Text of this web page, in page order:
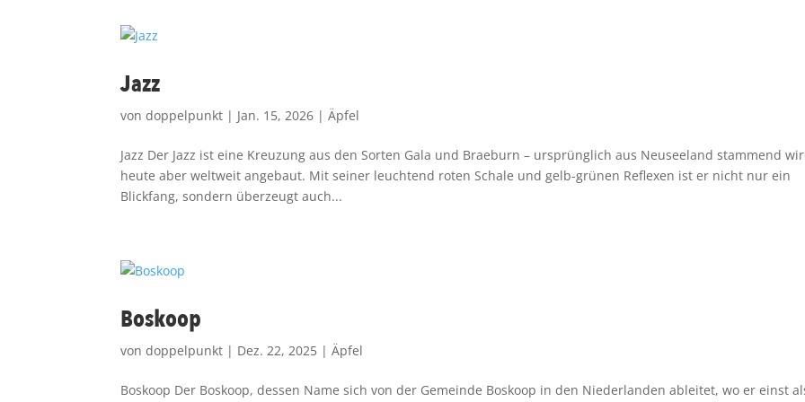
Jazz
vondoppelpunkt | Jan. 15, 2026 |Äpfel
Jazz Der Jazz ist eine Kreuzung aus den Sorten Gala und Braeburn – ursprünglich aus Neuseeland stammend
heute aber weltweit angebaut. Mit seiner leuchtend roten Schale und gelb-grünen Reflexen ist er nicht nur ein
Blickfang, sondern überzeugt auch...
Boskoop
vondoppelpunkt | Dez. 22, 2025 |Äpfel
Boskoop Der Boskoop, dessen Name sich von der Gemeinde Boskoop in den Niederlanden ableitet, wo er einst